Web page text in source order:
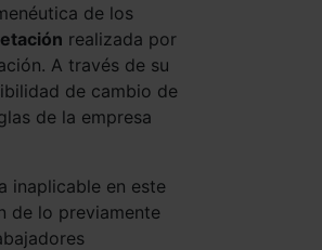
de los
realizada por
A través de su
de cambio de
de la empresa
inaplicable en este
de lo previamente